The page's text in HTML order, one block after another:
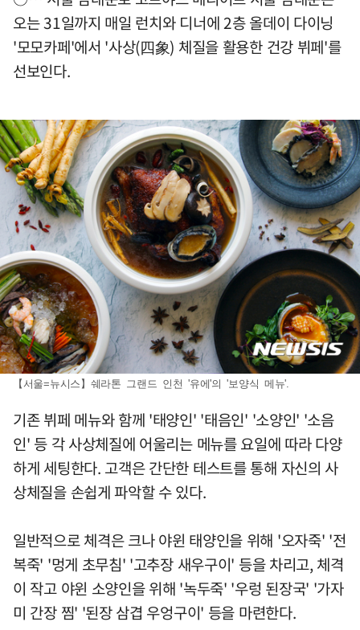
오는 31일까지 매일 런치와 디너에 2층 올데이 다이닝
'모모카페'에서 '사상(四象) 체질을 활용한 건강 뷔페'를
선보인다.
【서울=뉴시스】쉐라톤 그랜드 인천 '유에'의 '보양식 메뉴'.
기존 뷔페 메뉴와 함께 '태양인' '태음인' '소양인' '소음
인' 등 각 사상체질에 어울리는 메뉴를 요일에 따라 다양
하게 세팅한다. 고객은 간단한 테스트를 통해 자신의 사
상체질을 손쉽게 파악할 수 있다.
일반적으로 체격은 크나 야윈 태양인을 위해 '오자죽' '전
복죽' '멍게 초무침' '고추장 새우구이' 등을 차리고, 체격
이 작고 야윈 소양인을 위해 '녹두죽' '우렁 된장국' '가자
미 간장 찜' '된장 삼겹 우엉구이' 등을 마련한다.